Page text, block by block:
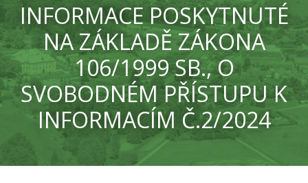
INFORMACE POSKYTNUTÉ
NA ZÁKLADĚ ZÁKONA
106/1999 SB., O
SVOBODNÉM PŘÍSTUPU K
INFORMACÍM Č.2/2024